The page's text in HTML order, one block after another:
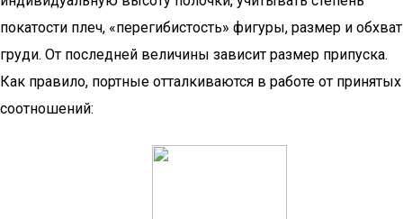
покатости плеч, «перегибистость» фигуры, размер и обхват
груди. От последней величины зависит размер припуска.
Как правило, портные отталкиваются в работе от принятых
соотношений: